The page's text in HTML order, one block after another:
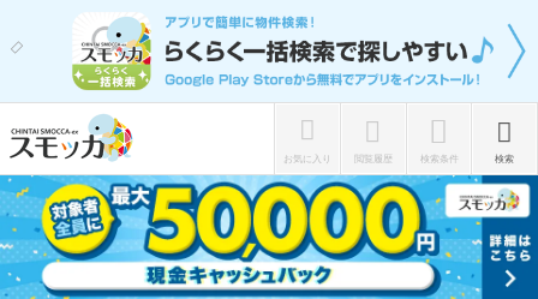
お気に入り 閲覧履歴 検索条件 検索